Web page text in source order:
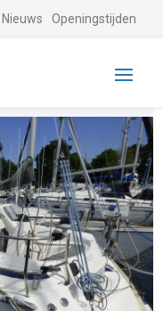
Nieuws Openingstijden